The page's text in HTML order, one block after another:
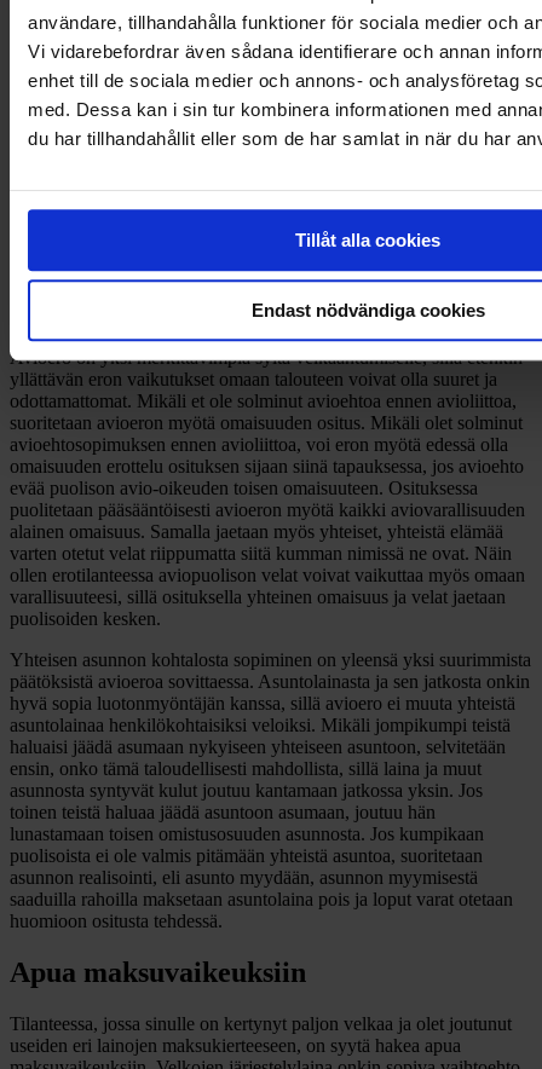
användare, tillhandahålla funktioner för sociala medier och
Vi vidarebefordrar även sådana identifierare och annan
enhet till de sociala medier och annons- och analysföretag
med. Dessa kan i sin tur kombinera informationen med
du har tillhandahållit eller som de har samlat in när du har
Tillåt alla cookies
Endast nödvändiga cookies
Avioero ja asuntolaina
Avioero on yksi merkittävimpiä syitä velkaantumiselle, sillä etenkin
yllättävän eron vaikutukset omaan talouteen voivat olla suuret ja
odottamattomat. Mikäli et ole solminut avioehtoa ennen avioliittoa,
suoritetaan avioeron myötä omaisuuden ositus. Mikäli olet solminut
avioehtosopimuksen ennen avioliittoa, voi eron myötä edessä olla
omaisuuden erottelu osituksen sijaan siinä tapauksessa, jos avioehto
evää puolison avio-oikeuden toisen omaisuuteen. Osituksessa
puolitetaan pääsääntöisesti avioeron myötä kaikki aviovarallisuuden
alainen omaisuus. Samalla jaetaan myös yhteiset, yhteistä elämää
varten otetut velat riippumatta siitä kumman nimissä ne ovat. Näin
ollen erotilanteessa aviopuolison velat voivat vaikuttaa myös omaan
varallisuuteesi, sillä osituksella yhteinen omaisuus ja velat jaetaan
puolisoiden kesken.
Yhteisen asunnon kohtalosta sopiminen on yleensä yksi suurimmista
päätöksistä avioeroa sovittaessa. Asuntolainasta ja sen jatkosta onkin
hyvä sopia luotonmyöntäjän kanssa, sillä avioero ei muuta yhteistä
asuntolainaa henkilökohtaisiksi veloiksi. Mikäli jompikumpi teistä
haluaisi jäädä asumaan nykyiseen yhteiseen asuntoon, selvitetään
ensin, onko tämä taloudellisesti mahdollista, sillä laina ja muut
asunnosta syntyvät kulut joutuu kantamaan jatkossa yksin. Jos
toinen teistä haluaa jäädä asuntoon asumaan, joutuu hän
lunastamaan toisen omistusosuuden asunnosta. Jos kumpikaan
puolisoista ei ole valmis pitämään yhteistä asuntoa, suoritetaan
asunnon realisointi, eli asunto myydään, asunnon myymisestä
saaduilla rahoilla maksetaan asuntolaina pois ja loput varat otetaan
huomioon ositusta tehdessä.
Apua maksuvaikeuksiin
Tilanteessa, jossa sinulle on kertynyt paljon velkaa ja olet joutunut
useiden eri lainojen maksukierteeseen, on syytä hakea apua